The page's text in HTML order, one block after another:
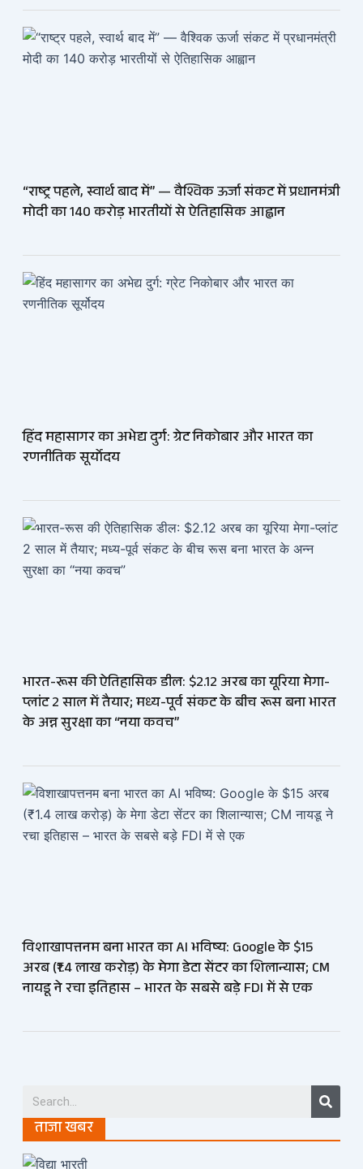
“राष्ट्र पहले, स्वार्थ बाद में” — वैश्विक ऊर्जा संकट में प्रधानमंत्री
मोदी का 140 करोड़ भारतीयों से ऐतिहासिक आह्वान
हिंद महासागर का अभेद्य दुर्ग: ग्रेट निकोबार और भारत का
रणनीतिक सूर्योदय
भारत-रूस की ऐतिहासिक डील: $2.12 अरब का यूरिया मेगा-
प्लांट 2 साल में तैयार; मध्य-पूर्व संकट के बीच रूस बना भारत
के अन्न सुरक्षा का “नया कवच”
विशाखापत्तनम बना भारत का AI भविष्य: Google के $15
अरब (₹1.4 लाख करोड़) के मेगा डेटा सेंटर का शिलान्यास; CM
नायडू ने रचा इतिहास – भारत के सबसे बड़े FDI में से एक
ताजा खबर